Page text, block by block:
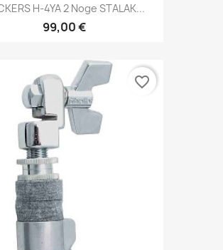
H-4YA 2 Noge STALAK...
99,00 €
favorite_border